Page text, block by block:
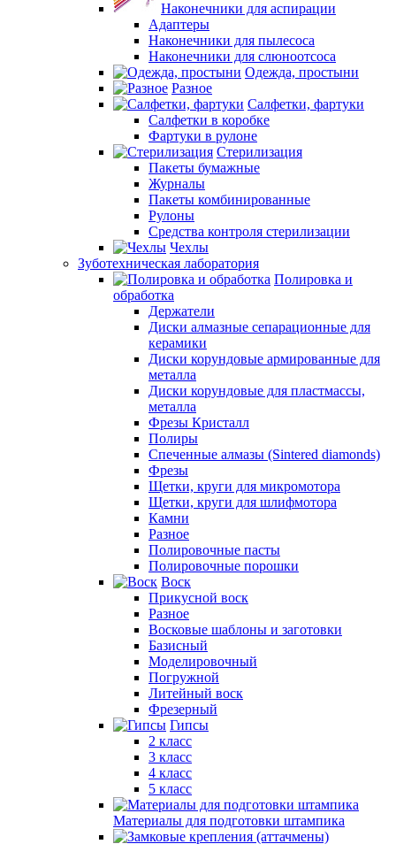
Наконечники для аспирации
Адаптеры
Наконечники для пылесоса
Наконечники для слюноотсоса
Одежда, простыни
Разное
Салфетки, фартуки
Салфетки в коробке
Фартуки в рулоне
Стерилизация
Пакеты бумажные
Журналы
Пакеты комбинированные
Рулоны
Средства контроля стерилизации
Чехлы
Зуботехническая лаборатория
Полировка и
обработка
Держатели
Диски алмазные сепарационные для
керамики
Диски корундовые армированные для
металла
Диски корундовые для пластмассы,
металла
Фрезы Кристалл
Полиры
Спеченные алмазы (Sintered diamonds)
Фрезы
Щетки, круги для микромотора
Щетки, круги для шлифмотора
Камни
Разное
Полировочные пасты
Полировочные порошки
Воск
Прикусной воск
Разное
Восковые шаблоны и заготовки
Базисный
Моделировочный
Погружной
Литейный воск
Фрезерный
Гипсы
2 класс
3 класс
4 класс
5 класс
Материалы для подготовки штампика